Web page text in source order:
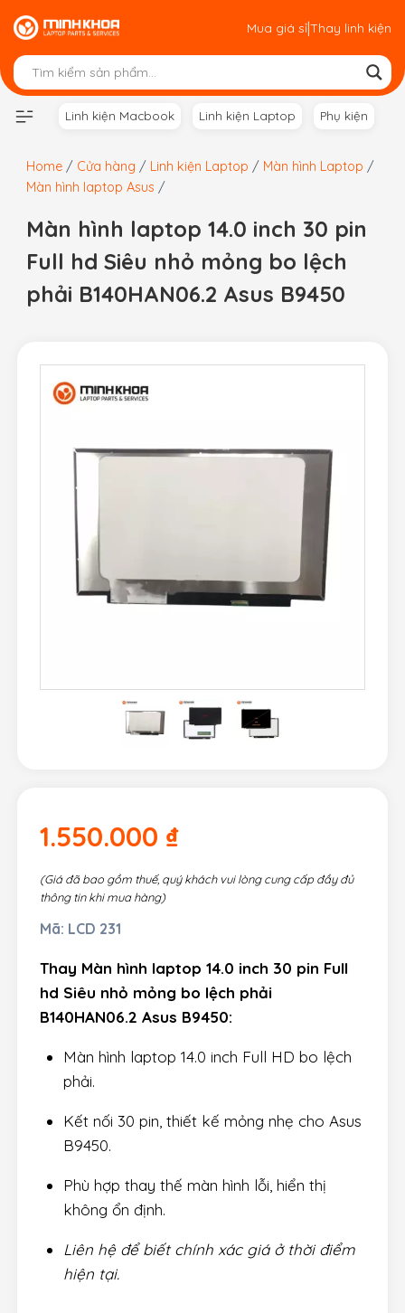
Skip
to
content
Mua giá sỉ|Thay linh kiện
Linh kiện Macbook Linh kiện Laptop Phụ kiện
Home / Cửa hàng / Linh kiện Laptop / Màn hình Laptop /
Màn hình laptop Asus /
Màn hình laptop 14.0 inch 30 pin
Full hd Siêu nhỏ mỏng bo lệch
phải B140HAN06.2 Asus B9450
1.550.000 ₫
(Giá đã bao gồm thuế, quý khách vui lòng cung cấp đầy đủ
thông tin khi mua hàng)
Mã: LCD 231
Thay Màn hình laptop 14.0 inch 30 pin Full
hd Siêu nhỏ mỏng bo lệch phải
B140HAN06.2 Asus B9450:
Màn hình laptop 14.0 inch Full HD bo lệch
phải.
Kết nối 30 pin, thiết kế mỏng nhẹ cho Asus
B9450.
Phù hợp thay thế màn hình lỗi, hiển thị
không ổn định.
Liên hệ để biết chính xác giá ở thời điểm
hiện tại.